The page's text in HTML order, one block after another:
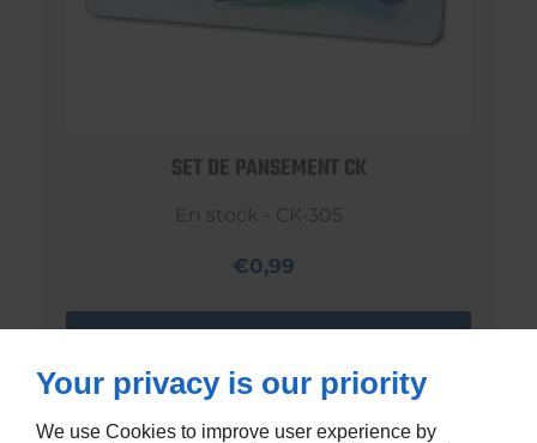
SET DE PANSEMENT CK
En stock - CK-305
€0,99
Your privacy is our priority
We use Cookies to improve user experience by